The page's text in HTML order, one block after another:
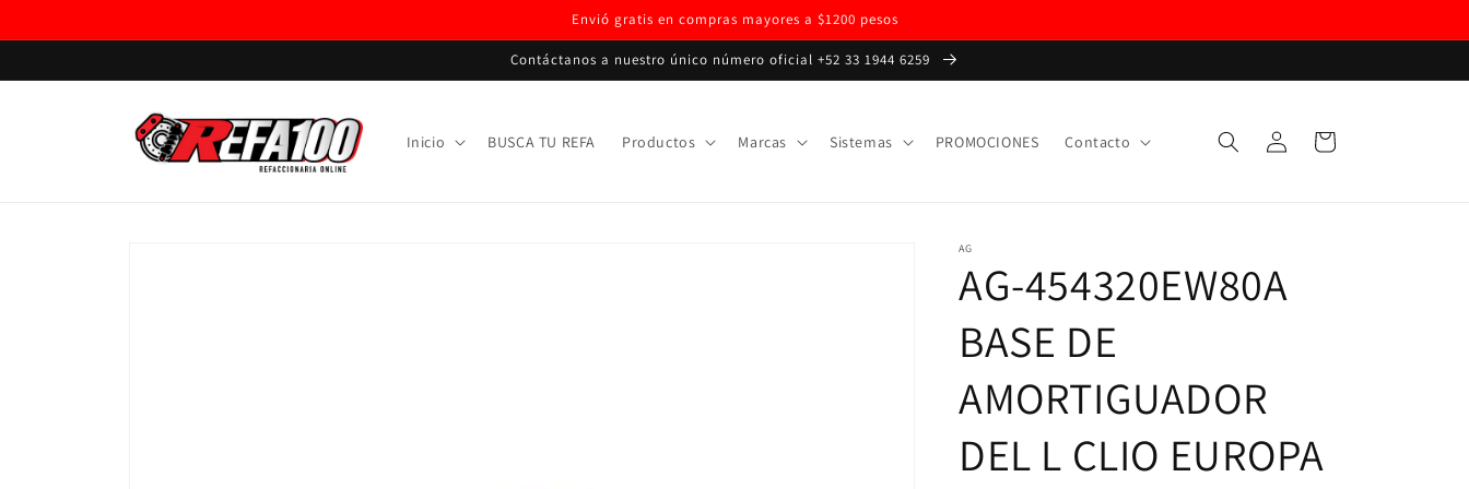
al contenido
Envió gratis en compras mayores a $1200 pesos
Contáctanos a nuestro único número oficial +52 33 1944 6259
Inicio BUSCA TU REFA Productos Marcas Sistemas PROMOCIONES Contacto
Iniciar
sesión
Carrito
AG
AG-454320EW80A
BASE DE
AMORTIGUADOR
DEL L CLIO EUROPA